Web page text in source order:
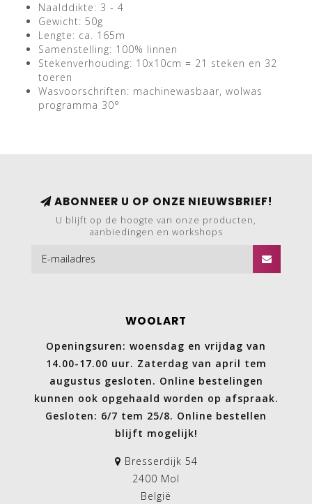
Naalddikte: 3 - 4
Gewicht: 50g
Lengte: ca. 165m
Samenstelling: 100% linnen
Stekenverhouding: 10x10cm = 21 steken en 32
toeren
Wasvoorschriften: machinewasbaar, wolwas
programma 30°
ABONNEER U OP ONZE NIEUWSBRIEF!
U blijft op de hoogte van onze producten,
aanbiedingen en workshops
WOOLART
Openingsuren: woensdag en vrijdag van
14.00-17.00 uur. Zaterdag van april tem
augustus gesloten. Online bestelingen
kunnen ook opgehaald worden op afspraak.
Gesloten: 6/7 tem 25/8. Online bestellen
blijft mogelijk!
Bresserdijk 54
2400 Mol
België